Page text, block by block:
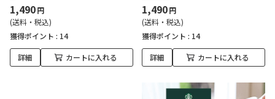
1,490円
(送料・税込)
獲得ポイント : 14
詳細 カートに入れる
1,490円
(送料・税込)
獲得ポイント : 14
詳細 カートに入れる